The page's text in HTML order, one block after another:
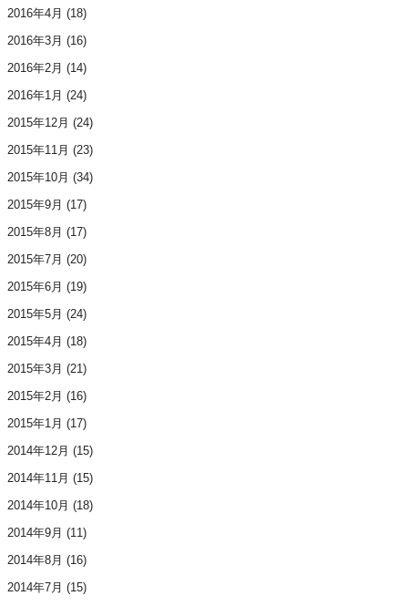
2016年4月 (18)
2016年3月 (16)
2016年2月 (14)
2016年1月 (24)
2015年12月 (24)
2015年11月 (23)
2015年10月 (34)
2015年9月 (17)
2015年8月 (17)
2015年7月 (20)
2015年6月 (19)
2015年5月 (24)
2015年4月 (18)
2015年3月 (21)
2015年2月 (16)
2015年1月 (17)
2014年12月 (15)
2014年11月 (15)
2014年10月 (18)
2014年9月 (11)
2014年8月 (16)
2014年7月 (15)